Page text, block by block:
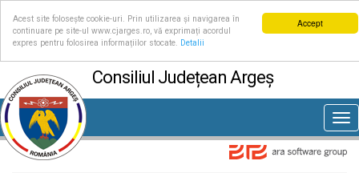
Accept
Acest site folosește cookie-uri. Prin utilizarea și navigarea în
continuare pe site-ul www.cjarges.ro, vă exprimați acordul
expres pentru folosirea informațiilor stocate.
Detalii
Consiliul Județean Argeș